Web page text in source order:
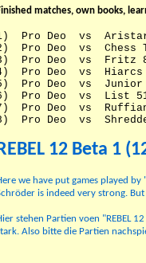
matches, own books,
Pro Deo vs
Pro Deo vs Chess
Pro Deo vs Fritz
Pro Deo vs
Pro Deo vs
Pro Deo vs List
Pro Deo vs
Pro Deo vs
12 Beta 1
we have put games played
is indeed very strong.
stehen Partien voen "REBEL
Also bitte die Partien